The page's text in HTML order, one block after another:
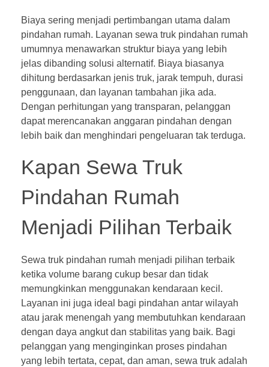
Biaya sering menjadi pertimbangan utama dalam
pindahan rumah. Layanan sewa truk pindahan rumah
umumnya menawarkan struktur biaya yang lebih
jelas dibanding solusi alternatif. Biaya biasanya
dihitung berdasarkan jenis truk, jarak tempuh, durasi
penggunaan, dan layanan tambahan jika ada.
Dengan perhitungan yang transparan, pelanggan
dapat merencanakan anggaran pindahan dengan
lebih baik dan menghindari pengeluaran tak terduga.
Kapan Sewa Truk
Pindahan Rumah
Menjadi Pilihan Terbaik
Sewa truk pindahan rumah menjadi pilihan terbaik
ketika volume barang cukup besar dan tidak
memungkinkan menggunakan kendaraan kecil.
Layanan ini juga ideal bagi pindahan antar wilayah
atau jarak menengah yang membutuhkan kendaraan
dengan daya angkut dan stabilitas yang baik. Bagi
pelanggan yang menginginkan proses pindahan
yang lebih tertata, cepat, dan aman, sewa truk adalah